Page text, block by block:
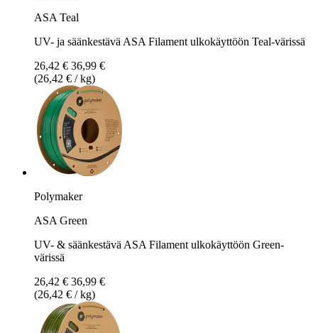
ASA Teal
UV- ja säänkestävä ASA Filament ulkokäyttöön Teal-värissä
26,42 € 36,99 €
(26,42 € / kg)
Polymaker
ASA Green
UV- & säänkestävä ASA Filament ulkokäyttöön Green-
värissä
26,42 € 36,99 €
(26,42 € / kg)